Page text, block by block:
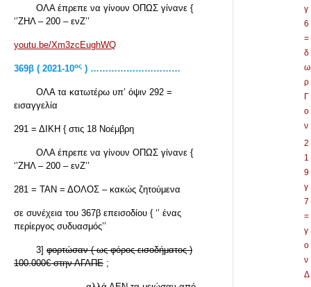
ΟΛΑ έπρεπε να γίνουν ΟΠΩΣ γίνανε {
‘’ΖΗΛ – 200 – ενΖ’’
youtu.be/Xm3zcEughWQ
369β ( 2021-10ος ) …………………………
ΟΛΑ τα κατωτέρω υπ’ όψιν 292 =
εισαγγελία
291 = ΔΙΚΗ { στις 18 Νοέμβρη
ΟΛΑ έπρεπε να γίνουν ΟΠΩΣ γίνανε {
‘’ΖΗΛ – 200 – ενΖ’’
281 = ΤΑΝ = ΔΟΛΟΣ – κακώς ζητούμενα
σε συνέχεια του 367β επεισοδίου { ‘’ ένας
περίεργος συδυασμός’’
3] φορτώσαν ( ως φόρος εισοδήματος )
100.000€ στην ΑΓΑΠΕ ;
γ
6
=
δ
ω
ρ
Γ
ο
ν
2
1
9
γ
7
=
γ
ο
ν
Δ